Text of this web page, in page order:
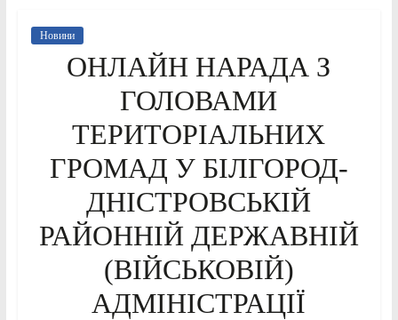
Новини
ОНЛАЙН НАРАДА З
ГОЛОВАМИ
ТЕРИТОРІАЛЬНИХ
ГРОМАД У БІЛГОРОД-
ДНІСТРОВСЬКІЙ
РАЙОННІЙ ДЕРЖАВНІЙ
(ВІЙСЬКОВІЙ)
АДМІНІСТРАЦІЇ